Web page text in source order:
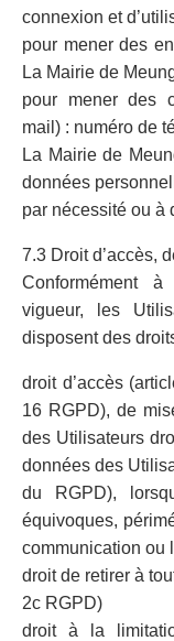
connexion et
pour mener des
La Mairie de
pour mener des
mail) : numéro de
La Mairie de
données
par nécessité ou à
7.3 Droit d’accès,
Conformément
vigueur, les
disposent des
droit d’accès
16 RGPD), de
des Utilisateurs
données des
du RGPD),
équivoques,
communication ou
droit de retirer à
2c RGPD)
droit à la